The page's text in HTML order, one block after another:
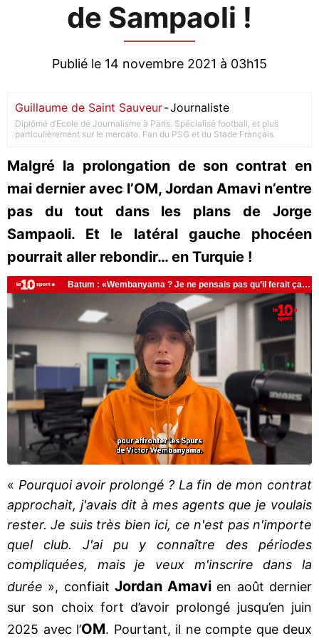
de Sampaoli !
Publié le 14 novembre 2021 à 03h15
Guillaume de Saint Sauveur-Journaliste
Diplômé d’Ecole de Journalisme à Paris. Spécialisé football, et plus
particulièrement sur le mercato. Fan du PSG et du Stade Français.
Malgré la prolongation de son contrat en
mai dernier avec l’OM, Jordan Amavi n’entre
pas du tout dans les plans de Jorge
Sampaoli. Et le latéral gauche phocéen
pourrait aller rebondir… en Turquie !
« Pourquoi avoir prolongé ? La fin de mon contrat
approchait, j'avais dit à mes agents que je voulais
rester. Je suis très bien ici, ce n'est pas n'importe
quel club. J'ai pu y connaître des périodes
compliquées, mais je veux m'inscrire dans la
durée », confiait Jordan Amavi en août dernier
sur son choix fort d’avoir prolongé jusqu’en juin
2025 avec l’OM. Pourtant, il ne compte que deux